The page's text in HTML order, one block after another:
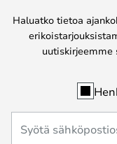
Haluatko tietoa
uutiskirjeemme